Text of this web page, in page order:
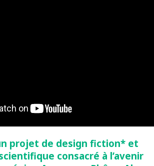
projet de design fiction* et
consacré à l’avenir